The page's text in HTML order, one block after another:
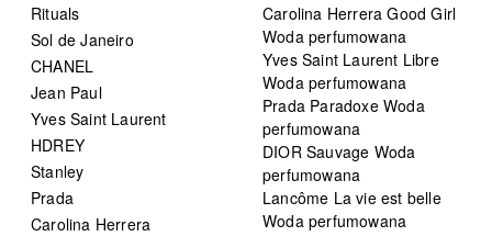
Rituals
Sol de Janeiro
CHANEL
Jean Paul
Yves Saint Laurent
HDREY
Stanley
Prada
Carolina Herrera
Carolina Herrera Good Girl
Woda perfumowana
Yves Saint Laurent Libre
Woda perfumowana
Prada Paradoxe Woda
perfumowana
DIOR Sauvage Woda
perfumowana
Lancôme La vie est belle
Woda perfumowana